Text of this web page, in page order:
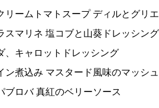
リームトマトスープ ディルとグリ
リネ 塩コブと山葵ドレッシング
ャロットドレッシング
込み マスタード風味のマッシュ
バ 真紅のベリーソース